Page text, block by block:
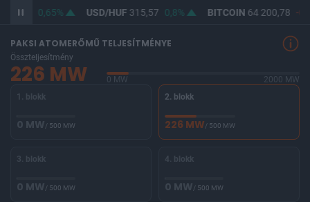
364,09 0,65% USD/HUF315,57 0,8% BITCOIN64 200,78 -
PAKSI ATOMERŐMŰ TELJESÍTMÉNYE
Összteljesítmény
226 MW 0 MW
2000 MW
1. blokk
0 MW/ 500 MW
2. blokk
226 MW/ 500 MW
3. blokk
0 MW/ 500 MW
4. blokk
0 MW/ 500 MW